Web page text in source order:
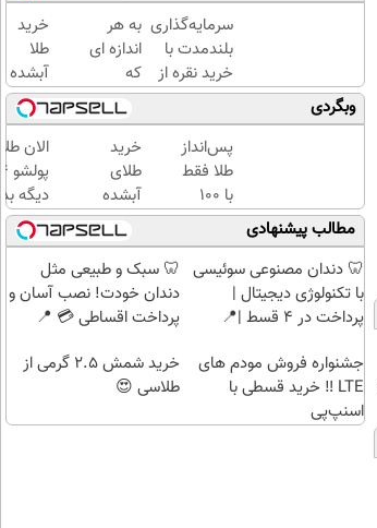
سرمایه‌گذاری
بلندمدت با
خرید نقره از
دیجی‌کالا
به هر
اندازه ای
که
میخوای
میتونی
طلا بخری
از
سرمایه
ات
محافظت
کنی
خرید
طلا
آبشده
با 100
هزار
تومن
وبگردی
پس‌انداز
طلا فقط
با ۱۰۰
هزارتومان
(امن و
راحت)
خرید
طلای
آبشده
حتی با
۱۰۰هزارتومان
الان
دیگه
طلا با
بی‌بهره
مطالب پیشنهادی
🦷 دندان مصنوعی سوئیسی
با تکنولوژی دیجیتال |
پرداخت در 4 قسط |📍
🦷 سبک و طبیعی مثل
دندان خودت! نصب آسان و
پرداخت اقساطی 💳 📍
جشنواره فروش مودم های
LTE ‼️ خرید قسطی با
اسنپ‌پی
خرید شمش 2.5 گرمی از
طلاسی 😍